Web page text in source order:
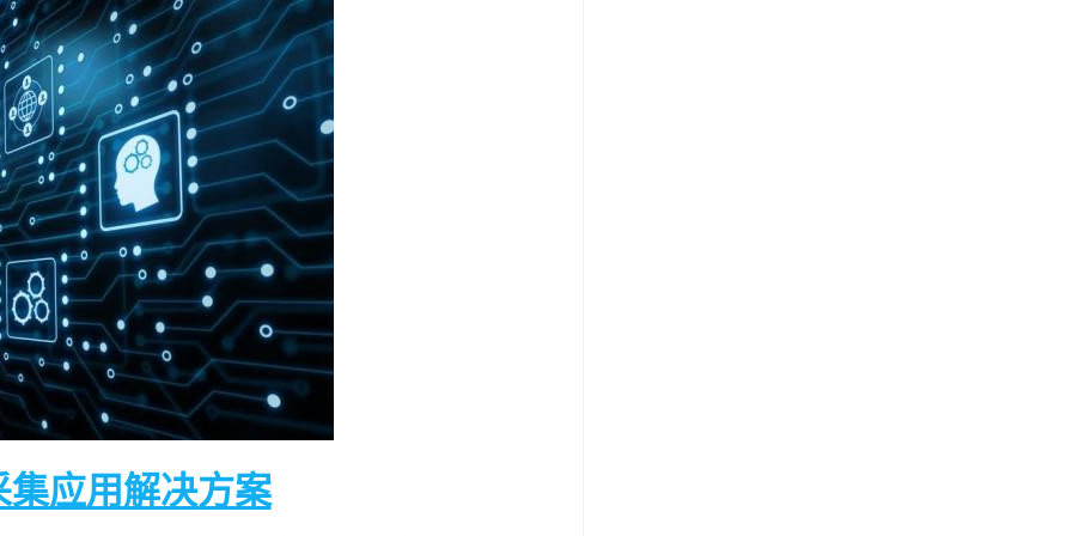
应用解决方案